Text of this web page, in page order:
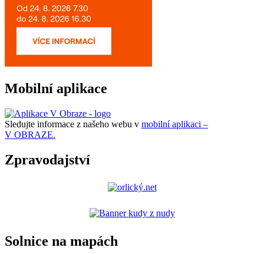
Mobilní aplikace
Sledujte informace z našeho webu v mobilní aplikaci –
V OBRAZE.
Zpravodajství
Solnice na mapách